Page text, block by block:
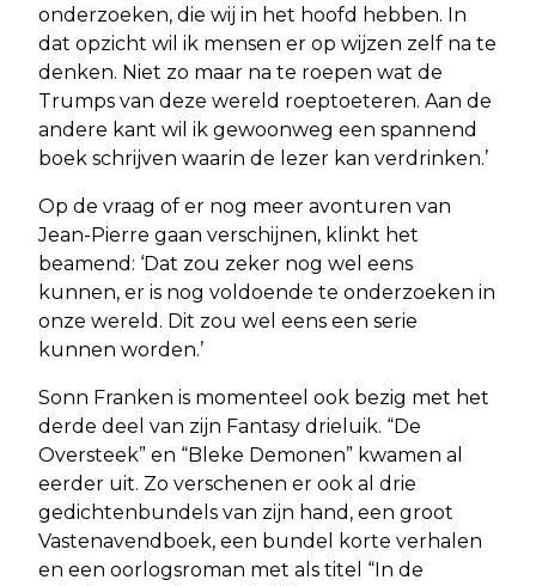
onderzoeken, die wij in het hoofd hebben. In
dat opzicht wil ik mensen er op wijzen zelf na te
denken. Niet zo maar na te roepen wat de
Trumps van deze wereld roeptoeteren. Aan de
andere kant wil ik gewoonweg een spannend
boek schrijven waarin de lezer kan verdrinken.’
Op de vraag of er nog meer avonturen van
Jean-Pierre gaan verschijnen, klinkt het
beamend: ‘Dat zou zeker nog wel eens
kunnen, er is nog voldoende te onderzoeken in
onze wereld. Dit zou wel eens een serie
kunnen worden.’
Sonn Franken is momenteel ook bezig met het
derde deel van zijn Fantasy drieluik. “De
Oversteek” en “Bleke Demonen” kwamen al
eerder uit. Zo verschenen er ook al drie
gedichtenbundels van zijn hand, een groot
Vastenavendboek, een bundel korte verhalen
en een oorlogsroman met als titel “In de